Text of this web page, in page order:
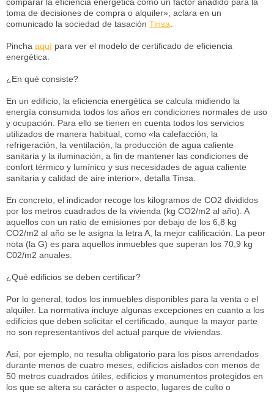
toma de decisiones de compra o alquiler», aclara en un
comunicado la sociedad de tasación Tinsa
Pincha aquí para ver el modelo de certificado de eficiencia
energética.
¿En qué consiste?
En un edificio, la eficiencia energética se calcula midiendo la
energía consumida todos los años en condiciones normales de uso
y ocupación. Para ello se tienen en cuenta todos los servicios
utilizados de manera habitual, como «la calefacción, la
refrigeración, la ventilación, la producción de agua caliente
sanitaria y la iluminación, a fin de mantener las condiciones de
confort térmico y lumínico y sus necesidades de agua caliente
sanitaria y calidad de aire interior», detalla Tinsa.
En concreto, el indicador recoge los kilogramos de CO2 divididos
por los metros cuadrados de la vivienda (kg CO2/m2 al año). A
aquellos con un ratio de emisiones por debajo de los 6,8 kg
CO2/m2 al año se le asigna la letra A, la mejor calificación. La peor
nota (la G) es para aquellos inmuebles que superan los 70,9 kg
C02/m2 anuales.
¿Qué edificios se deben certificar?
Por lo general, todos los inmuebles disponibles para la venta o el
alquiler. La normativa incluye algunas excepciones en cuanto a los
edificios que deben solicitar el certificado, aunque la mayor parte
no son representantivos del actual parque de viviendas.
Así, por ejemplo, no resulta obligatorio para los pisos arrendados
durante menos de cuatro meses, edificios aislados con menos de
50 metros cuadrados útiles, edificios y monumentos protegidos en
los que se altera su carácter o aspecto, lugares de culto o